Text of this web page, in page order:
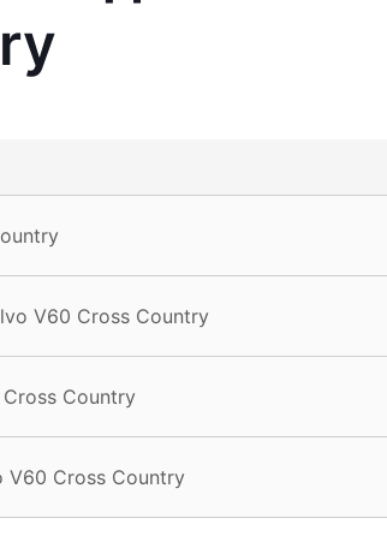
V60 Cross Country
Country
V60 Cross Country